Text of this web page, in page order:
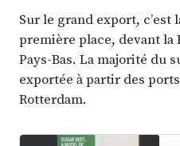
Sur le grand export, c’est
première place, devant la
Pays-Bas. La majorité du
exportée à partir des
Rotterdam.